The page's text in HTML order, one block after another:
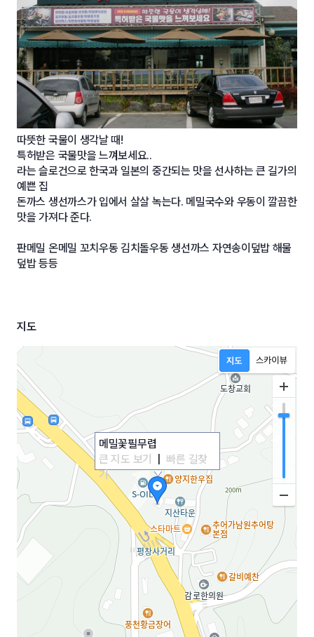
따뜻한 국물이 생각날 때!
특허받은 국물맛을 느껴보세요..
라는 슬로건으로 한국과 일본의 중간되는 맛을 선사하는 큰 길가의
예쁜 집
돈까스 생선까스가 입에서 살살 녹는다. 메밀국수와 우동이 깔끔한
맛을 가져다 준다.
판메밀 온메밀 꼬치우동 김치돌우동 생선까스 자연송이덮밥 해물
덮밥 등등
지도
메밀꽃필무렵
큰 지도 보기
빠른 길찾
기